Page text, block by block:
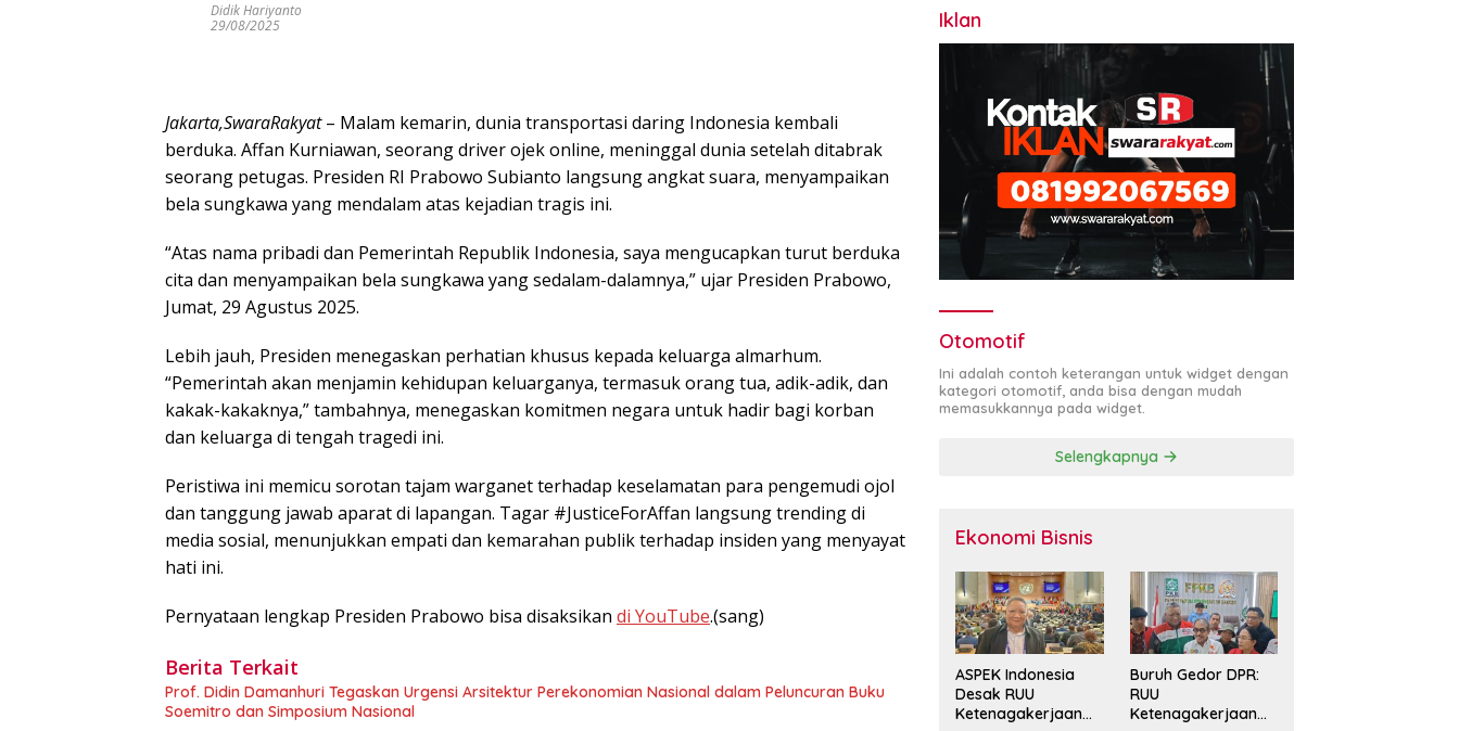
Didik Hariyanto
29/08/2025
Jakarta,SwaraRakyat– Malam kemarin, dunia transportasi daring Indonesia kembali
berduka. Affan Kurniawan, seorang driver ojek online, meninggal dunia setelah ditabrak
seorang petugas. Presiden RI Prabowo Subianto langsung angkat suara, menyampaikan
bela sungkawa yang mendalam atas kejadian tragis ini.
“Atas nama pribadi dan Pemerintah Republik Indonesia, saya mengucapkan turut berduka
cita dan menyampaikan bela sungkawa yang sedalam-dalamnya,” ujar Presiden Prabowo,
Jumat, 29 Agustus 2025.
Lebih jauh, Presiden menegaskan perhatian khusus kepada keluarga almarhum.
“Pemerintah akan menjamin kehidupan keluarganya, termasuk orang tua, adik-adik, dan
kakak-kakaknya,” tambahnya, menegaskan komitmen negara untuk hadir bagi korban
dan keluarga di tengah tragedi ini.
Peristiwa ini memicu sorotan tajam warganet terhadap keselamatan para pengemudi ojol
dan tanggung jawab aparat di lapangan. Tagar #JusticeForAffan langsung trending di
media sosial, menunjukkan empati dan kemarahan publik terhadap insiden yang menyayat
hati ini.
Pernyataan lengkap Presiden Prabowo bisa disaksikan di YouTube.(sang)
Berita Terkait
Prof. Didin Damanhuri Tegaskan Urgensi Arsitektur Perekonomian Nasional dalam Peluncuran Buku
Soemitro dan Simposium Nasional
Iklan
Otomotif
Ini adalah contoh keterangan untuk widget dengan
kategori otomotif, anda bisa dengan mudah
memasukkannya pada widget.
Selengkapnya
Ekonomi Bisnis
ASPEK Indonesia
Desak RUU
Ketenagakerjaan
Buruh Gedor DPR:
RUU
Ketenagakerjaan